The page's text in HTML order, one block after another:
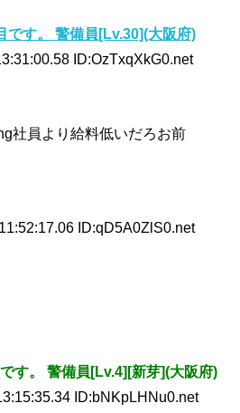
です。 警備員[Lv.30](大阪府)
ID:OzTxqXkG0.net
社員より給料低いだろお前
ID:qD5A0ZlS0.net
す。 警備員[Lv.4][新芽](大阪府)
ID:bNKpLHNu0.net